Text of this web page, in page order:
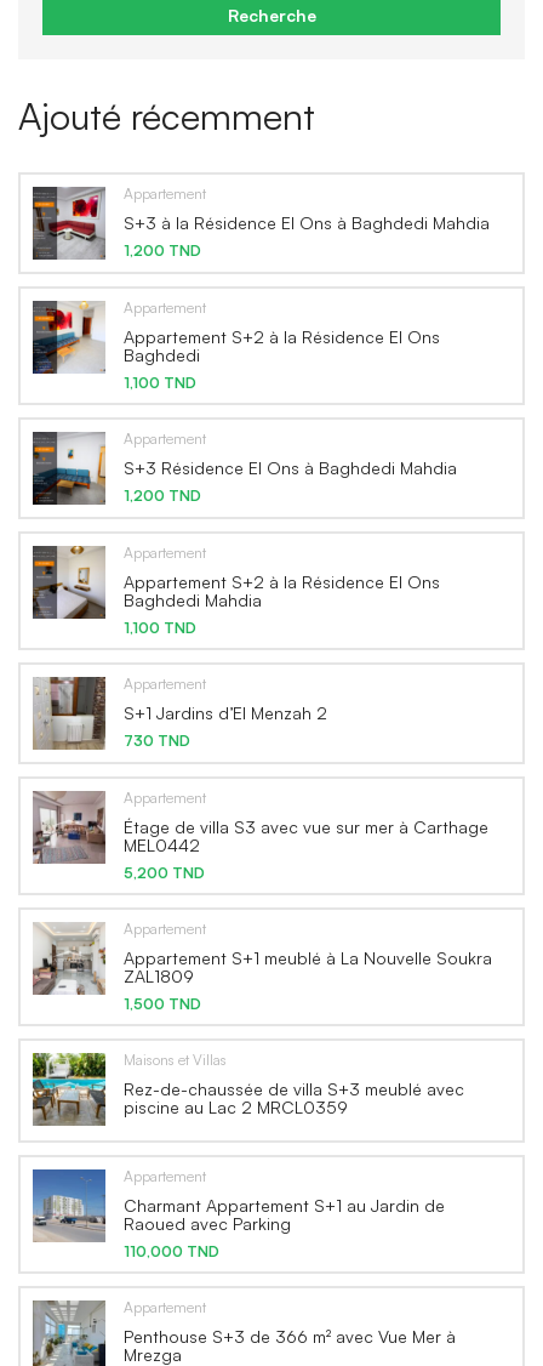
Recherche
Ajouté récemment
Appartement
S+3 à la Résidence El Ons à Baghdedi Mahdia
1,200 TND
Appartement
Appartement S+2 à la Résidence El Ons
Baghdedi
1,100 TND
Appartement
S+3 Résidence El Ons à Baghdedi Mahdia
1,200 TND
Appartement
Appartement S+2 à la Résidence El Ons
Baghdedi Mahdia
1,100 TND
Appartement
S+1 Jardins d’El Menzah 2
730 TND
Appartement
Étage de villa S3 avec vue sur mer à Carthage
MEL0442
5,200 TND
Appartement
Appartement S+1 meublé à La Nouvelle Soukra
ZAL1809
1,500 TND
Maisons et Villas
Rez-de-chaussée de villa S+3 meublé avec
piscine au Lac 2 MRCL0359
Appartement
Charmant Appartement S+1 au Jardin de
Raoued avec Parking
110,000 TND
Appartement
Penthouse S+3 de 366 m² avec Vue Mer à
Mrezga